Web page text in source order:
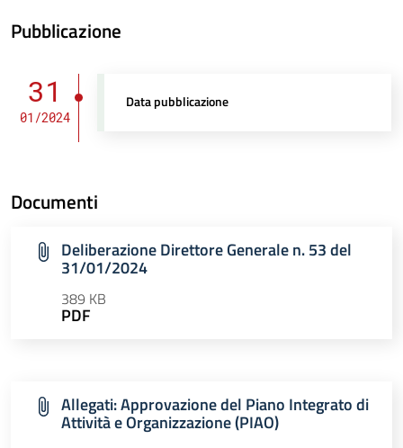
Pubblicazione
31
01/2024
Data pubblicazione
Documenti
Deliberazione Direttore Generale n. 53 del
31/01/2024
389 KB
PDF
Allegati: Approvazione del Piano Integrato di
Attività e Organizzazione (PIAO)